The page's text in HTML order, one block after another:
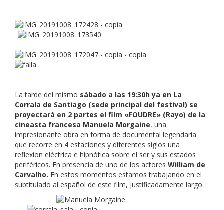
La tarde del mismo sábado a las 19:30h ya en La
Corrala de Santiago (sede principal del festival) se
proyectará en 2 partes el film «FOUDRE» (Rayo) de la
cineasta francesa Manuela Morgaine, una
impresionante obra en forma de documental legendaria
que recorre en 4 estaciones y diferentes siglos una
reflexion eléctrica e hipnótica sobre el ser y sus estados
periféricos. En presencia de uno de los actores William de
Carvalho. En estos momentos estamos trabajando en el
subtitulado al español de este film, justificadamente largo.